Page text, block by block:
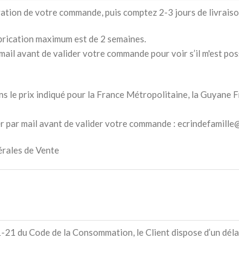
de votre commande, puis comptez 2-3 jours de
maximum est de 2 semaines.
avant de valider votre commande pour voir s’il m'est
le prix indiqué pour la France Métropolitaine, la
mail avant de valider votre commande :
de Vente
du Code de la Consommation, le Client dispose d’un